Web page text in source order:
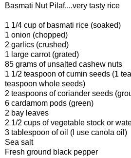
Basmati Nut Pilaf....very tasty rice
1 1/4 cup of basmati rice (soaked)
1 onion (chopped)
2 garlics (crushed)
1 large carrot (grated)
85 grams of unsalted cashew nuts
1 1/2 teaspoon of cumin seeds (1
teaspoon whole seeds)
2 teaspoons of coriander seeds
6 cardamom pods (green)
2 bay leaves
2 1/2 cups of vegetable stock or
3 tablespoon of oil (I use canola oil)
Sea salt
Fresh ground black pepper